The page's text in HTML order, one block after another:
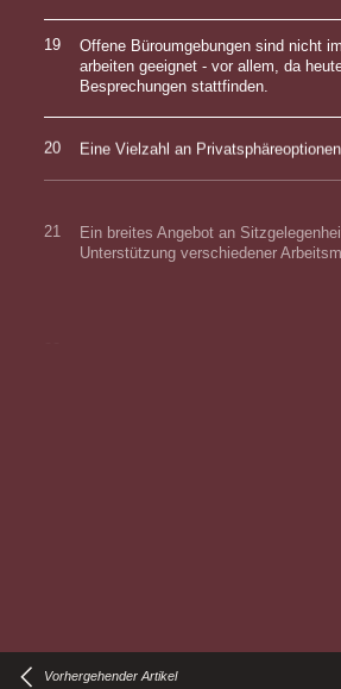
20 Eine Vielzahl an
19
Offene Büroumgebungen sind nicht
arbeiten geeignet - vor allem, da
Besprechungen stattfinden.
Unterstützung verschiedener
Vorhergehender Artikel